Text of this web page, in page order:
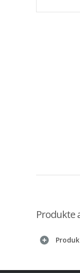
Produkte